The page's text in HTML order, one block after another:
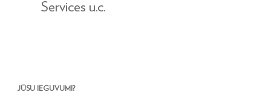
Services u.c.
JŪSU IEGUVUMI?